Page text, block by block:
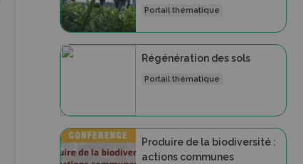
Portail thématique
Régénération des sols
Portail thématique
Produire de la biodiversité :
actions communes